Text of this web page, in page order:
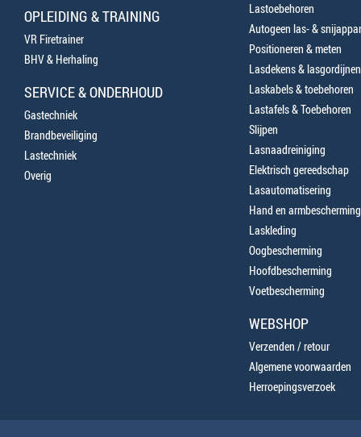
OPLEIDING & TRAINING
VR Firetrainer
BHV & Herhaling
SERVICE & ONDERHOUD
Gastechniek
Brandbeveiliging
Lastechniek
Overig
Lastoebehoren
Autogeen las- &
Positioneren & meten
Lasdekens & lasgordijnen
Laskabels & toebehoren
Lastafels & Toebehoren
Slijpen
Lasnaadreiniging
Elektrisch gereedschap
Lasautomatisering
Hand en armbescherming
Laskleding
Oogbescherming
Hoofdbescherming
Voetbescherming
WEBSHOP
Verzenden / retour
Algemene voorwaarden
Herroepingsverzoek